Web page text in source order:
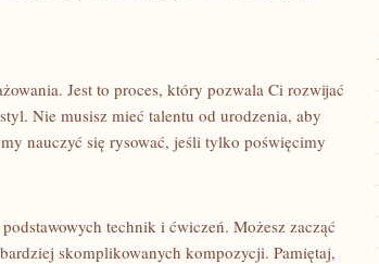
Jest to proces, ⁤który pozwala Ci rozwijać
Nie ‌musisz mieć ​talentu ​od urodzenia, aby
nauczyć się rysować, jeśli tylko poświęcimy
technik i ćwiczeń. Możesz zacząć
skomplikowanych kompozycji. Pamiętaj,